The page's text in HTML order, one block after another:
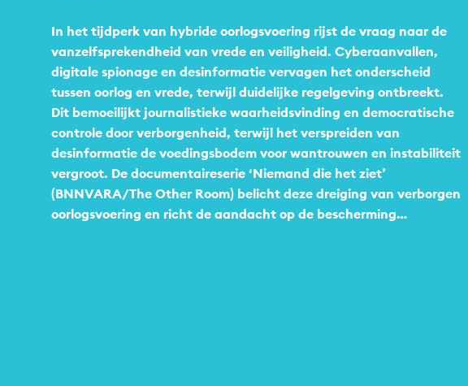
In het tijdperk van hybride oorlogsvoering rijst de vraag naar de
vanzelfsprekendheid van vrede en veiligheid. Cyberaanvallen,
digitale spionage en desinformatie vervagen het onderscheid
tussen oorlog en vrede, terwijl duidelijke regelgeving ontbreekt.
Dit bemoeilijkt journalistieke waarheidsvinding en democratische
controle door verborgenheid, terwijl het verspreiden van
desinformatie de voedingsbodem voor wantrouwen en instabiliteit
vergroot. De documentaireserie ‘Niemand die het ziet’
(BNNVARA/The Other Room) belicht deze dreiging van verborgen
oorlogsvoering en richt de aandacht op de bescherming…